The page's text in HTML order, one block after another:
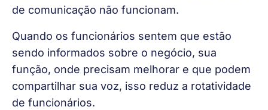
de comunicação não funcionam.
Quando os funcionários sentem que estão
sendo informados sobre o negócio, sua
função, onde precisam melhorar e que podem
compartilhar sua voz, isso reduz a rotatividade
de funcionários.